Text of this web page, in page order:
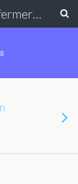
Excmo. Colegio de Enfermería de Cádiz